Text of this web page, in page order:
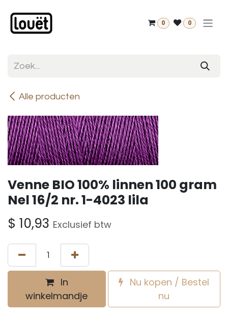
0 0
Alle producten
Venne BIO 100% linnen 100 gram
Nel 16/2 nr. 1-4023 lila
$ 10,93 Exclusief btw
In
winkelmandje
Nu kopen / Bestel
nu